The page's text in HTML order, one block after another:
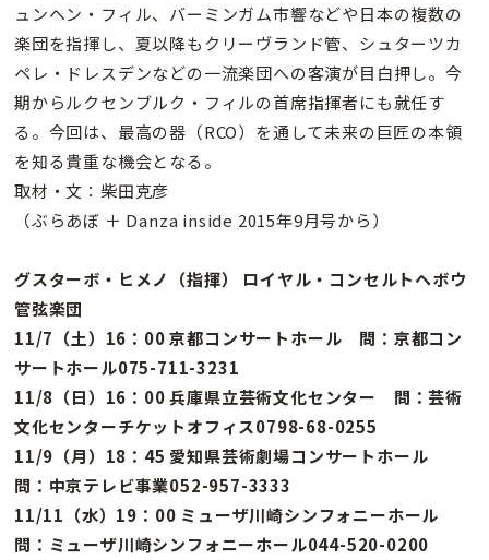
ュンヘン・フィル、バーミンガム市響などや日本の複数の
楽団を指揮し、夏以降もクリーヴランド管、シュターツカ
ペレ・ドレスデンなどの一流楽団への客演が目白押し。今
期からルクセンブルク・フィルの首席指揮者にも就任す
る。今回は、最高の器（RCO）を通して未来の巨匠の本領
を知る貴重な機会となる。
取材・文：柴田克彦
（ぶらあぼ ＋ Danza inside 2015年9月号から）
グスターボ・ヒメノ（指揮） ロイヤル・コンセルトヘボウ
管弦楽団
11/7（土）16：00 京都コンサートホール 問：京都コン
サートホール075-711-3231
11/8（日）16：00 兵庫県立芸術文化センター 問：芸術
文化センターチケットオフィス0798-68-0255
11/9（月）18：45 愛知県芸術劇場コンサートホール
問：中京テレビ事業052-957-3333
11/11（水）19：00 ミューザ川崎シンフォニーホール
問：ミューザ川崎シンフォニーホール044-520-0200